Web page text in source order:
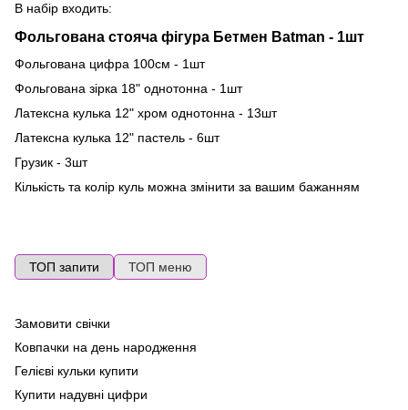
В набір входить:
Фольгована стояча фігура Бетмен Batman - 1шт
Фольгована цифра 100см - 1шт
Фольгована зірка 18" однотонна - 1шт
Латексна кулька 12" хром однотонна - 13шт
Латексна кулька 12" пастель - 6шт
Грузик - 3шт
Кількість та колір куль можна змінити за вашим бажанням
ТОП запити ТОП меню
Замовити свічки
Ковпачки на день народження
Гелієві кульки купити
Купити надувні цифри